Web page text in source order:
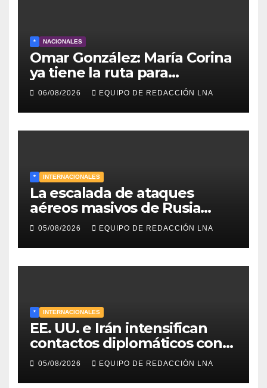
* NACIONALES
Omar González: María Corina
ya tiene la ruta para
reconstruir Venezuela
06/08/2026 EQUIPO DE REDACCIÓN LNA
* INTERNACIONALES
La escalada de ataques
aéreos masivos de Rusia
sobre Kiev y centros
energéticos eleva la tensión
en el conflicto ucraniano
05/08/2026 EQUIPO DE REDACCIÓN LNA
* INTERNACIONALES
EE. UU. e Irán intensifican
contactos diplomáticos con
la mediación de Omán para
reabrir el estrecho de Ormuz
05/08/2026 EQUIPO DE REDACCIÓN LNA